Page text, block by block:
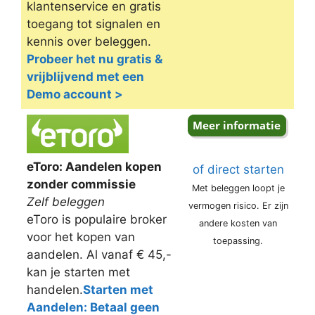
klantenservice en gratis
toegang tot signalen en
kennis over beleggen.
Probeer het nu gratis &
vrijblijvend met een
Demo account >
eToro: Aandelen kopen
zonder commissie
Zelf beleggen
eToro is populaire broker
voor het kopen van
aandelen. Al vanaf € 45,-
kan je starten met
handelen.Starten met
Aandelen: Betaal geen
of direct starten
Met beleggen loopt je
vermogen risico. Er zijn
andere kosten van
toepassing.